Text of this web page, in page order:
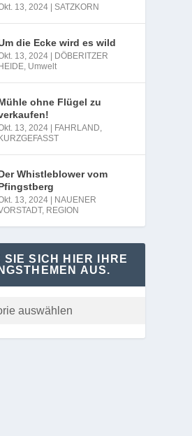
13, 2024 |SATZKORN
die Ecke wird es wild
13, 2024
DÖBERITZER
HEIDE, Umwelt
ohne Flügel zu
13, 2024 FAHRLAND,
KURZGEFASST
Whistleblower vom
13, 2024
NAUENER
, REGION
SIE SICH HIER IHRE
AUS.